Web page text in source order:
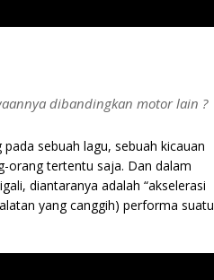
dibandingkan motor lain ?
sebuah lagu, sebuah kicauan
orang tertentu saja. Dan dalam
diantaranya adalah “akselerasi
yang canggih) performa suatu